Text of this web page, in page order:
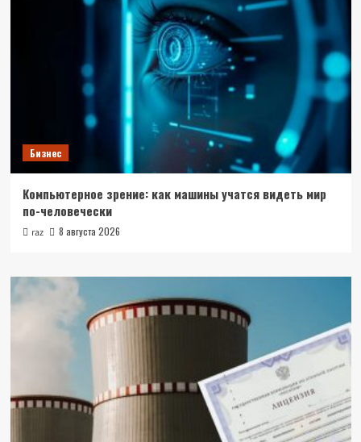
Бизнес
Компьютерное зрение: как машины учатся видеть мир
по-человечески
raz 8 августа 2026